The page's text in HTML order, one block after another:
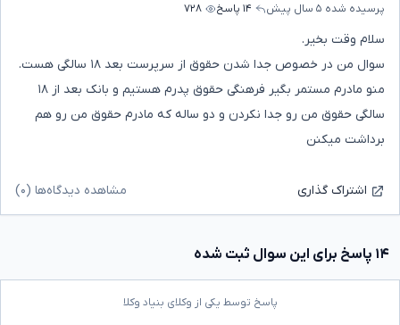
پرسیده شده ۵ سال پیش ۱۴ پاسخ ۷۲۸
سلام وقت بخیر.
سوال من در خصوص جدا شدن حقوق از سرپرست بعد ۱۸ سالگی هست.
منو مادرم مستمر بگیر فرهنگی حقوق پدرم هستیم و بانک بعد از ۱۸
سالگی حقوق من رو جدا نکردن و دو ساله که مادرم حقوق من رو هم
برداشت میکنن
اشتراک گذاری مشاهده دیدگاه‌ها (۰)
۱۴ پاسخ برای این سوال ثبت شده
پاسخ توسط یکی از وکلای بنیاد وکلا